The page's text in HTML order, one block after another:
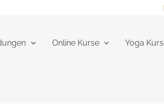
Online Kurse Yoga